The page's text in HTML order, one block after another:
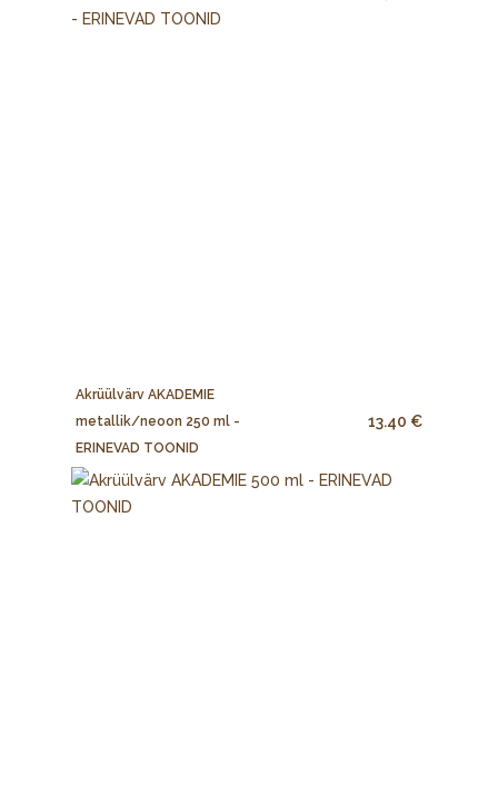
Akrüülvärv AKADEMIE
metallik/neoon 250 ml -
ERINEVAD TOONID
13.40 €